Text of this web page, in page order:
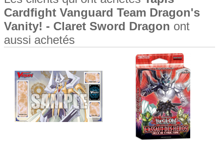
Cardfight Vanguard Team Dragon's
Vanity! - Claret Sword Dragon ont
aussi achetés